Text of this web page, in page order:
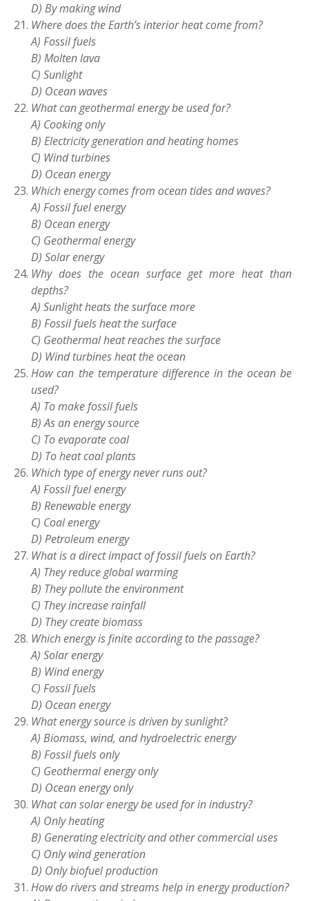
D) By making wind
Where does the Earth’s interior heat come from?
A) Fossil fuels
B) Molten lava
C) Sunlight
D) Ocean waves
What can geothermal energy be used for?
A) Cooking only
B) Electricity generation and heating homes
C) Wind turbines
D) Ocean energy
Which energy comes from ocean tides and waves?
A) Fossil fuel energy
B) Ocean energy
C) Geothermal energy
D) Solar energy
Why does the ocean surface get more heat than
depths?
A) Sunlight heats the surface more
B) Fossil fuels heat the surface
C) Geothermal heat reaches the surface
D) Wind turbines heat the ocean
How can the temperature difference in the ocean be
used?
A) To make fossil fuels
B) As an energy source
C) To evaporate coal
D) To heat coal plants
Which type of energy never runs out?
A) Fossil fuel energy
B) Renewable energy
C) Coal energy
D) Petroleum energy
What is a direct impact of fossil fuels on Earth?
A) They reduce global warming
B) They pollute the environment
C) They increase rainfall
D) They create biomass
Which energy is finite according to the passage?
A) Solar energy
B) Wind energy
C) Fossil fuels
D) Ocean energy
What energy source is driven by sunlight?
A) Biomass, wind, and hydroelectric energy
B) Fossil fuels only
C) Geothermal energy only
D) Ocean energy only
What can solar energy be used for in industry?
A) Only heating
B) Generating electricity and other commercial uses
C) Only wind generation
D) Only biofuel production
How do rivers and streams help in energy production?